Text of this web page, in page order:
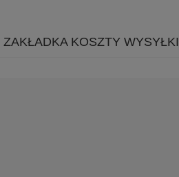
ZAKŁADKA KOSZTY WYSYŁKI